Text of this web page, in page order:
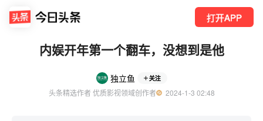
打开APP
内娱开年第一个翻车，没想到是他
独立鱼 关注
头条精选作者 优质影视领域创作者
  2024-1-3 02:48